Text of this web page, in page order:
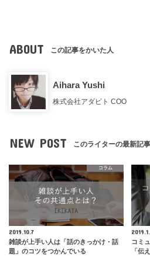
ABOUT この記事をかいた人
Aihara Yushi
株式会社アダビト COO
NEW POST このライターの最新記事
コラム
2019.10.7
雑談が上手い人は「話のきっかけ・話
題」のコツをつかんでいる
コミ
「伝